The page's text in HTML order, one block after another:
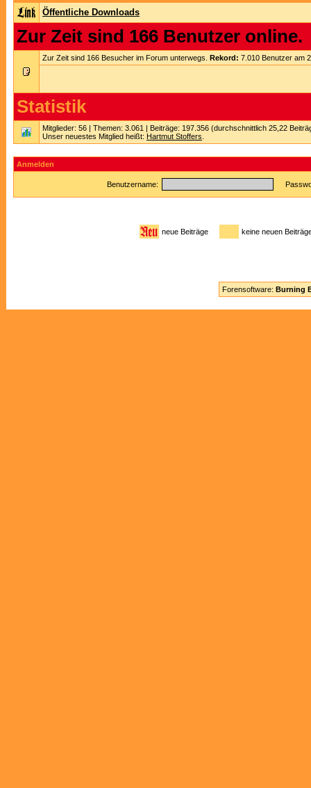
Öffentliche Downloads
Zur Zeit sind 166 Benutzer online.
Zur Zeit sind 166 Besucher im Forum unterwegs. Rekord: 7.010 Benutzer am
Statistik
Mitglieder: 56 | Themen: 3.061 | Beiträge: 197.356 (durchschnittlich 25,22
Unser neuestes Mitglied heißt: Hartmut Stoffers
Anmelden
Benutzername:
neue Beiträge keine neuen
Forensoftware: Burning